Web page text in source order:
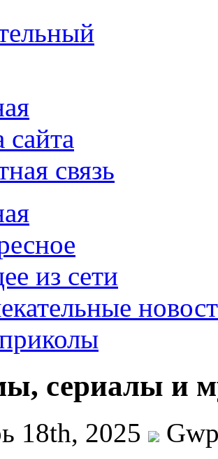
сайта
связь
из сети
сериалы и
18th, 2025